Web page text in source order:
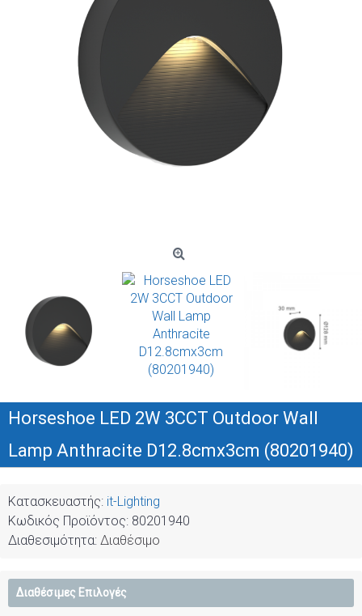
Horseshoe LED 2W 3CCT Outdoor Wall
Lamp Anthracite D12.8cmx3cm (80201940)
Κατασκευαστής: it-Lighting
Κωδικός Προϊόντος: 80201940
Διαθεσιμότητα: Διαθέσιμο
Διαθέσιμες Επιλογές